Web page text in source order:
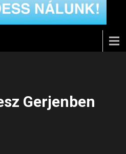
Gerjenben